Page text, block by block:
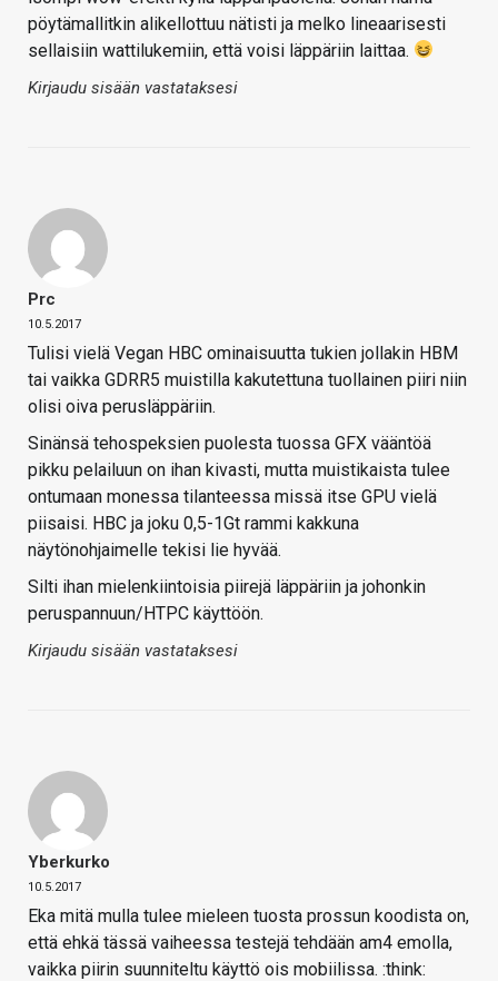
pöytämallitkin alikellottuu nätisti ja melko lineaarisesti
sellaisiin wattilukemiin, että voisi läppäriin laittaa.
Kirjaudu sisään vastataksesi
Prc
10.5.2017
Tulisi vielä Vegan HBC ominaisuutta tukien jollakin HBM
tai vaikka GDRR5 muistilla kakutettuna tuollainen piiri niin
olisi oiva perusläppäriin.
Sinänsä tehospeksien puolesta tuossa GFX vääntöä
pikku pelailuun on ihan kivasti, mutta muistikaista tulee
ontumaan monessa tilanteessa missä itse GPU vielä
piisaisi. HBC ja joku 0,5-1Gt rammi kakkuna
näytönohjaimelle tekisi lie hyvää.
Silti ihan mielenkiintoisia piirejä läppäriin ja johonkin
peruspannuun/HTPC käyttöön.
Kirjaudu sisään vastataksesi
Yberkurko
10.5.2017
Eka mitä mulla tulee mieleen tuosta prossun koodista on,
että ehkä tässä vaiheessa testejä tehdään am4 emolla,
vaikka piirin suunniteltu käyttö ois mobiilissa. :think: